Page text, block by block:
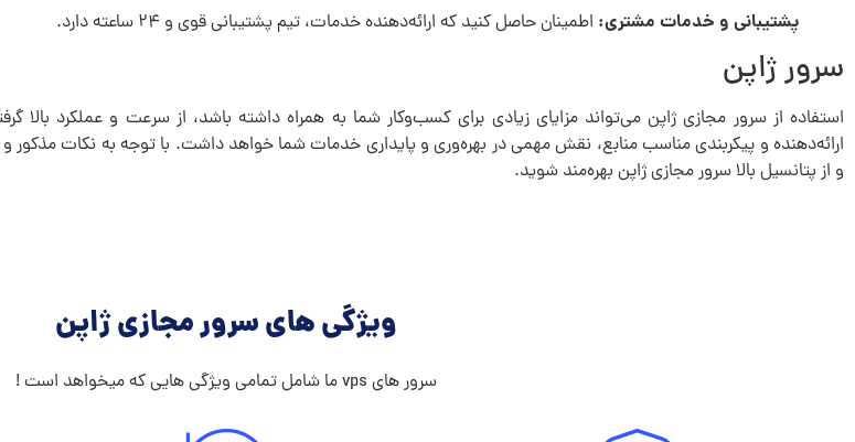
پشتیبانی و خدمات مشتری: اطمینان حاصل کنید که ارائه‌دهنده خدمات، تیم پشتیبانی قوی و ۲۴ ساعته دارد.
سرور ژاپن
استفاده از سرور مجازی ژاپن می‌تواند مزایای زیادی برای کسب‌وکار شما به همراه داشته باشد، از سرعت و عملکرد بالا
ارائه‌دهنده و پیکربندی مناسب منابع، نقش مهمی در بهره‌وری و پایداری خدمات شما خواهد داشت. با توجه به نکات مذکور و
و از پتانسیل بالا سرور مجازی ژاپن بهره‌مند شوید.
ویژگی های سرور مجازی ژاپن
سرور های vps ما شامل تمامی ویژگی هایی که میخواهد است !